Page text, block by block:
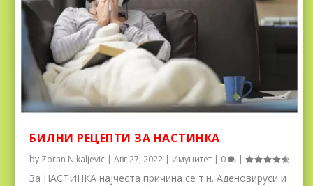
БИЛНИ РЕЦЕПТИ ЗА НАСТИНКА
by Zoran Nikaljevic |Авг 27, 2022 | Имунитет | 0 |
За НАСТИНКА најчеста причина се т.н. Аденовируси и